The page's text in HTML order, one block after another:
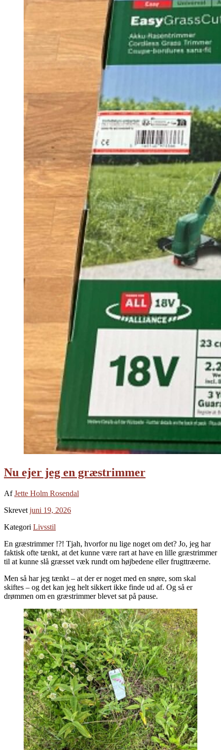
Nu ejer jeg en græstrimmer
AfJette Holm Rosendal
Skrevet juni 19, 2026
Kategori Livsstil
En græstrimmer !?! Tjah, hvorfor nu lige noget om det? Jo, jeg har
faktisk ofte tænkt, at det kunne være rart at have en lille græstrimmer
til at kunne slå græsset væk rundt om højbedene eller frugttræerne.
Men så har jeg tænkt – at der er noget med en snøre, som skal
skiftes – og det kan jeg helt sikkert ikke finde ud af. Og så er
drømmen om en græstrimmer blevet sat på pause.